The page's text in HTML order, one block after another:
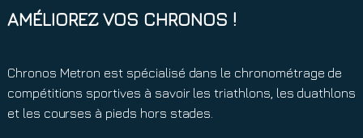
AMÉLIOREZ VOS CHRONOS !
Chronos Metron est spécialisé dans le chronométrage de
compétitions sportives à savoir les triathlons, les duathlons
et les courses à pieds hors stades.